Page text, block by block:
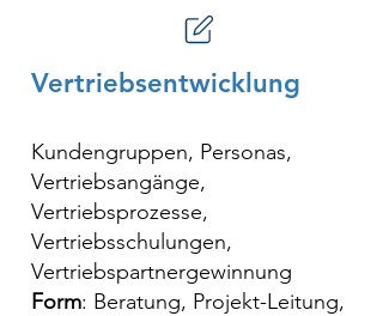
Vertriebsentwicklung
Kundengruppen, Personas,
Vertriebsangänge,
Vertriebsprozesse,
Vertriebsschulungen,
Vertriebspartnergewinnung
Form: Beratung, Projekt-Leitung,